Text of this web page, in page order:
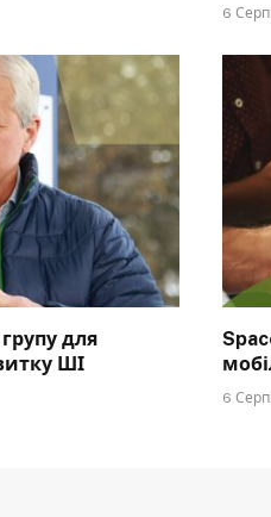
6
для
ШІ
6